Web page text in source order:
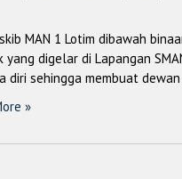
MAN 1 Lotim dibawah
yang digelar di Lapangan
diri sehingga membuat
»